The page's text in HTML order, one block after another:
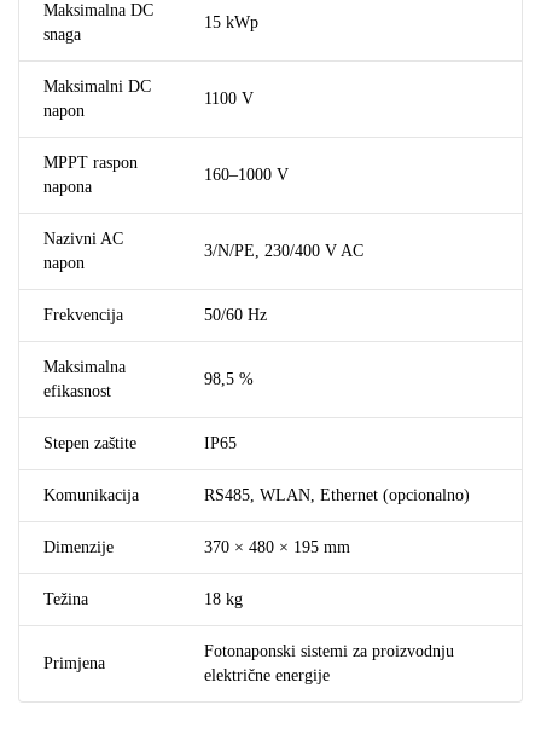
Maksimalna DC
snaga
15 kWp
Maksimalni DC
napon
1100 V
MPPT raspon
napona
160–1000 V
Nazivni AC
napon
3/N/PE, 230/400 V AC
Frekvencija 50/60 Hz
Maksimalna
efikasnost
98,5 %
Stepen zaštite IP65
Komunikacija RS485, WLAN, Ethernet (opcionalno)
Dimenzije 370 × 480 × 195 mm
Težina 18 kg
Primjena
Fotonaponski sistemi za proizvodnju
električne energije